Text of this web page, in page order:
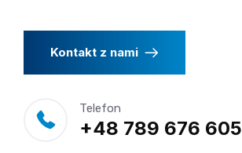
Kontakt z nami
+48 789 676 605
Telefon